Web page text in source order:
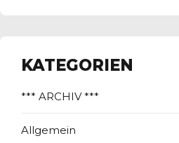
KATEGORIEN
*** ARCHIV ***
Allgemein